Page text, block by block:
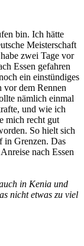
bin. Ich hätte
Meisterschaft
zwei Tage vor
Essen gefahren
ein einstündiges
vor dem Rennen
nämlich einmal
und wie ich
mich recht gut
So hielt sich
in Grenzen. Das
nach Essen
in Kenia und
nicht etwas zu viel